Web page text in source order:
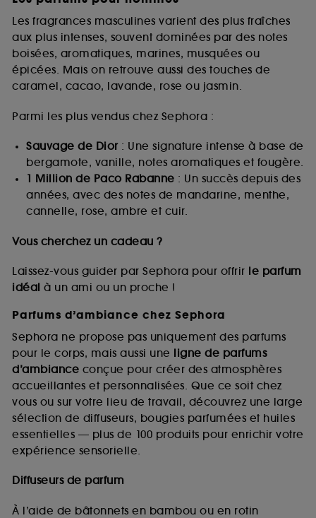
Les fragrances masculines varient des plus fraîches
aux plus intenses, souvent dominées par des notes
boisées, aromatiques, marines, musquées ou
épicées. Mais on retrouve aussi des touches de
caramel, cacao, lavande, rose ou jasmin.
Parmi les plus vendus chez Sephora :
Sauvage de Dior: Une signature intense à base de
bergamote, vanille, notes aromatiques et fougère.
1 Million de Paco Rabanne : Un succès depuis des
années, avec des notes de mandarine, menthe,
cannelle, rose, ambre et cuir.
Vous cherchez un cadeau ?
Laissez-vous guider par Sephora pour offrir le parfum
idéal à un ami ou un proche !
Parfums d’ambiance chez Sephora
Sephora ne propose pas uniquement des parfums
pour le corps, mais aussi une ligne de parfums
d’ambiance conçue pour créer des atmosphères
accueillantes et personnalisées. Que ce soit chez
vous ou sur votre lieu de travail, découvrez une large
sélection de diffuseurs, bougies parfumées et huiles
essentielles — plus de 100 produits pour enrichir votre
expérience sensorielle.
Diffuseurs de parfum
À l’aide de bâtonnets en bambou ou en rotin